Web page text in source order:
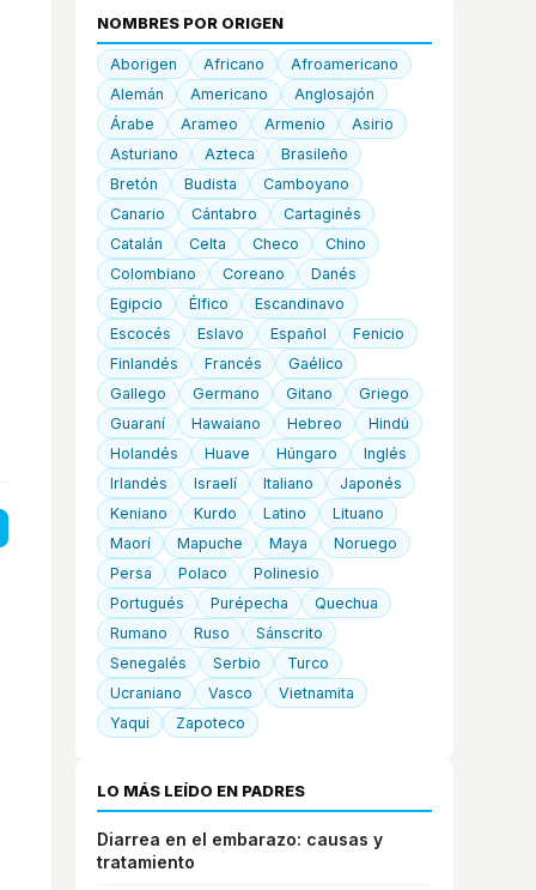
NOMBRES POR ORIGEN
Aborigen Africano
Afroamericano
Alemán
Americano
Anglosajón
Árabe
Arameo Armenio
Asirio
Asturiano
Azteca
Brasileño
Bretón
Budista
Camboyano
Canario
Cántabro
Cartaginés
Catalán
Celta Checo
Chino
Colombiano
Coreano
Danés
Egipcio
Élfico
Escandinavo
Escocés
Eslavo Español
Fenicio
Finlandés
Francés
Gaélico
Gallego
Germano Gitano
Griego
Guaraní
Hawaiano Hebreo
Hindú
Holandés
Huave Húngaro
Inglés
Irlandés
Israelí Italiano
Japonés
Keniano
Kurdo Latino
Lituano
Maorí
Mapuche Maya
Noruego
Persa
Polaco
Polinesio
Portugués
Purépecha
Quechua
Rumano
Ruso
Sánscrito
Senegalés
Serbio
Turco
Ucraniano
Vasco
Vietnamita
Yaqui
Zapoteco
LO MÁS LEÍDO EN PADRES
Diarrea en el embarazo: causas y
tratamiento